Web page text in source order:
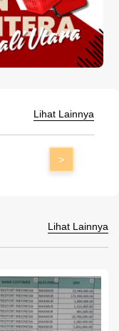
Lihat Lainnya
>
Lihat Lainnya